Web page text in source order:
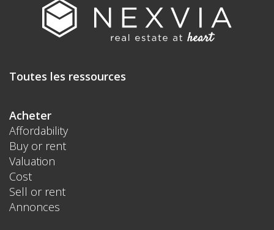
Toutes les ressources
Acheter
Affordability
Buy or rent
Valuation
Cost
Sell or rent
Annonces